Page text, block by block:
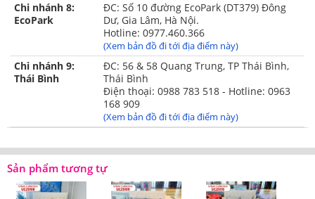
(Ga chun)
(Ga phủ)
✓02 Vỏ gối đơn
kích thước
✓01 vỏ gối ôm
38x100cm
✓01 Ga chun (Ga
✓02 Vỏ gối đơn
kích thước
45x65cm
✓01 vỏ gối ôm
38x100cm
✓
01 Ga rèm (Ga
Chi nhánh 8:
EcoPark
ĐC: Số 10 đường EcoPark (DT379) Đông
Dư, Gia Lâm, Hà Nội.
Hotline: 0977.460.366
(Xem bản đồ đi tới địa điểm này)
Chi nhánh 9:
Thái Bình
ĐC: 56 & 58 Quang Trung, TP Thái Bình,
Thái Bình
Điện thoại: 0988 783 518 - Hotline: 0963
168 909
(Xem bản đồ đi tới địa điểm này)
Sản phẩm tương tự